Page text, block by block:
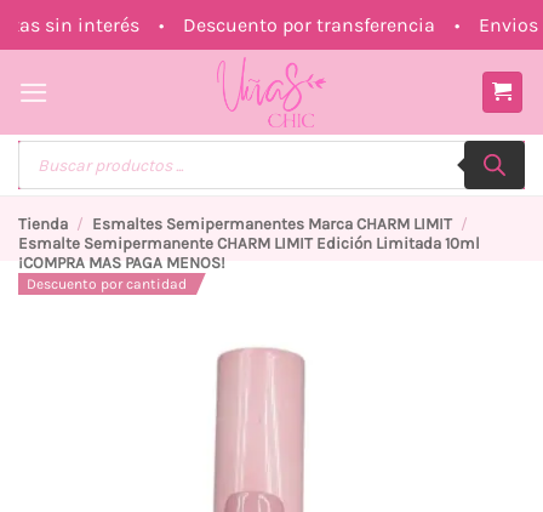
al
sin interés • Descuento por transferencia • Envios
Búsqueda
Tienda / Esmaltes Semipermanentes Marca CHARM LIMIT /
Esmalte Semipermanente CHARM LIMIT Edición Limitada 10ml
¡COMPRA MAS PAGA MENOS!
Descuento por cantidad